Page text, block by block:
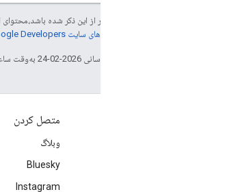
جز در مواردی که غیر از این ذکر شده
خطمشی‌های سایت Google Developers‏
تاریخ آخرین به‌روزرسانی 2026-02-24 به‌وقت ساعت هماهنگ جهانی.
متصل کردن
وبلاگ
Bluesky
Instagram